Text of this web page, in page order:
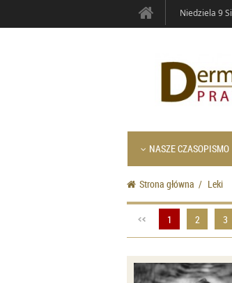
Niedziela 9
NASZE CZASOPISMO
Strona główna / Leki
1 2 3